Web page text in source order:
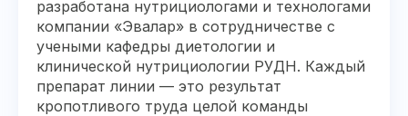
разработана нутрициологами и технологами
компании «Эвалар» в сотрудничестве с
учеными кафедры диетологии и
клинической нутрициологии РУДН. Каждый
препарат линии — это результат
кропотливого труда целой команды